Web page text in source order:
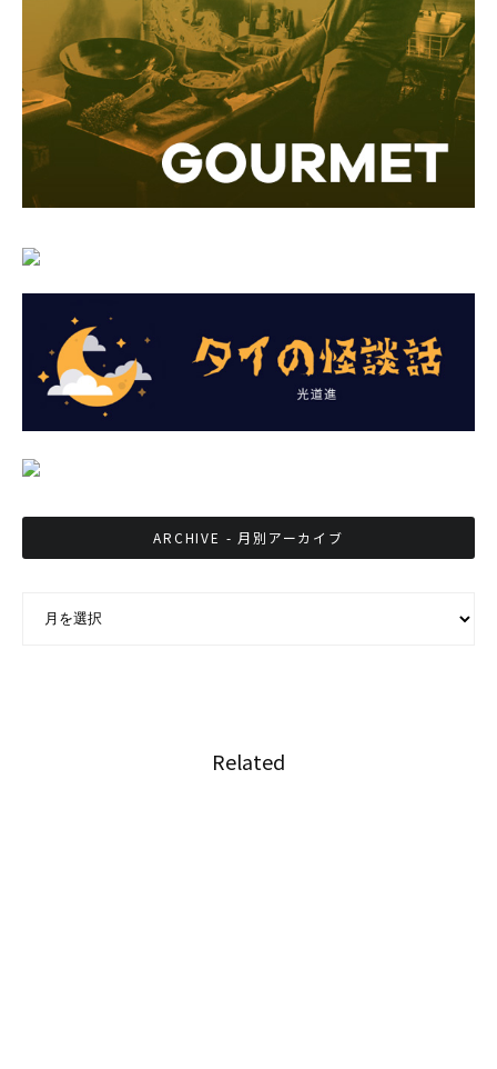
ARCHIVE - 月別アーカイブ
Related